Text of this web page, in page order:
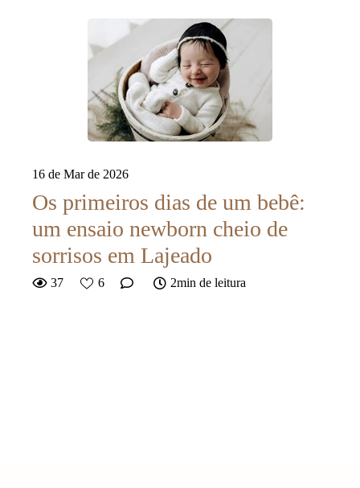
16 de Mar de 2026
Os primeiros dias de um bebê:
um ensaio newborn cheio de
sorrisos em Lajeado
37 6 2min de leitura